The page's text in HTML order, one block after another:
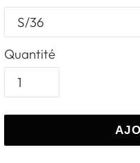
Quantité